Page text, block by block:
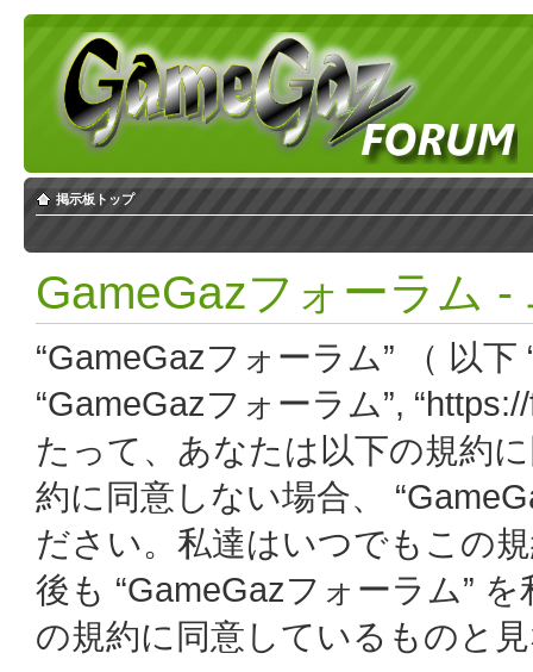
掲示板トップ
GameGazフォーラム -
“GameGazフォーラム” （ 以下
“GameGazフォーラム”,
たって、あなたは以下の規約
約に同意しない場合、
ださい。私達はいつでもこの
後も “GameGazフォーラム”
の規約に同意しているものと